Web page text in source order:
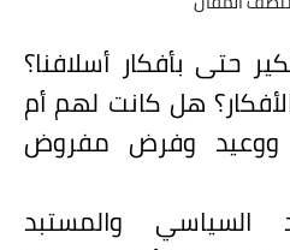
حتى بأفكار أسلافنا؟
الأفكار؟ هل كانت لهم أم
ووعيد وفرض مفروض
السياسي والمستبد